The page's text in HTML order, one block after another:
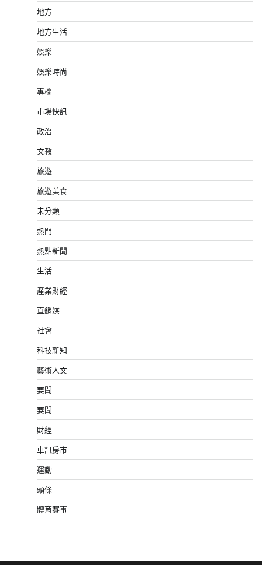
地方
地方生活
娛樂
娛樂時尚
專欄
市場快訊
政治
文教
旅遊
旅遊美食
未分類
熱門
熱點新聞
生活
產業財經
直銷媒
社會
科技新知
藝術人文
要聞
要聞
財經
車訊房市
運動
頭條
體育賽事